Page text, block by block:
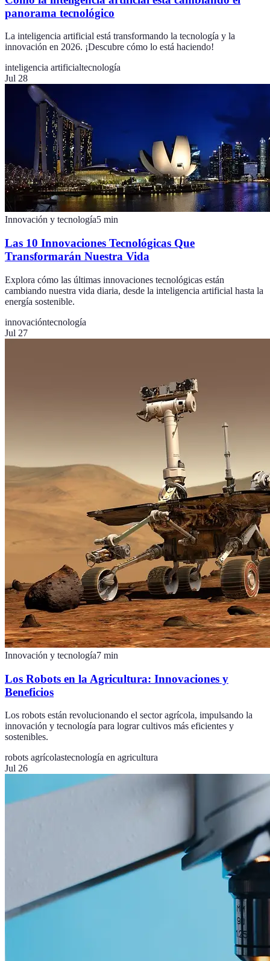
panorama tecnológico
La inteligencia artificial está transformando la tecnología y la
innovación en 2026. ¡Descubre cómo lo está haciendo!
inteligencia artificialtecnología
Jul 28
Innovación y tecnología5 min
Las 10 Innovaciones Tecnológicas Que
Transformarán Nuestra Vida
Explora cómo las últimas innovaciones tecnológicas están
cambiando nuestra vida diaria, desde la inteligencia artificial hasta la
energía sostenible.
innovacióntecnología
Jul 27
Innovación y tecnología7 min
Los Robots en la Agricultura: Innovaciones y
Beneficios
Los robots están revolucionando el sector agrícola, impulsando la
innovación y tecnología para lograr cultivos más eficientes y
sostenibles.
robots agrícolastecnología en agricultura
Jul 26